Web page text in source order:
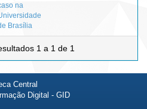
na
Brasília
1 a 1 de 1
Central
Digital - GID